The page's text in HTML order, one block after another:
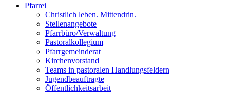
Pfarrei
Christlich leben. Mittendrin.
Stellenangebote
Pfarrbüro/Verwaltung
Pastoralkollegium
Pfarrgemeinderat
Kirchenvorstand
Teams in pastoralen Handlungsfeldern
Jugendbeauftragte
Öffentlichkeitsarbeit